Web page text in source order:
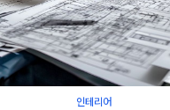
인테리어